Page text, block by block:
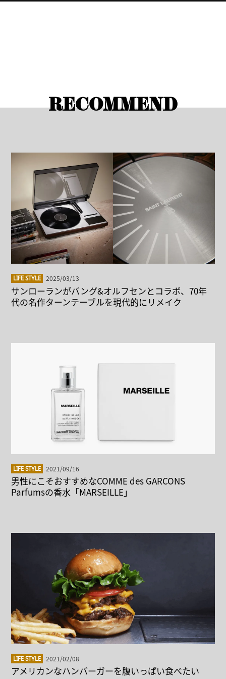
RECOMMEND
LIFE STYLE 2025/03/13
サンローランがバング&オルフセンとコラボ、70年
代の名作ターンテーブルを現代的にリメイク
LIFE STYLE 2021/09/16
男性にこそおすすめなCOMME des GARCONS
Parfumsの香水「MARSEILLE」
LIFE STYLE 2021/02/08
アメリカンなハンバーガーを腹いっぱい食べたい